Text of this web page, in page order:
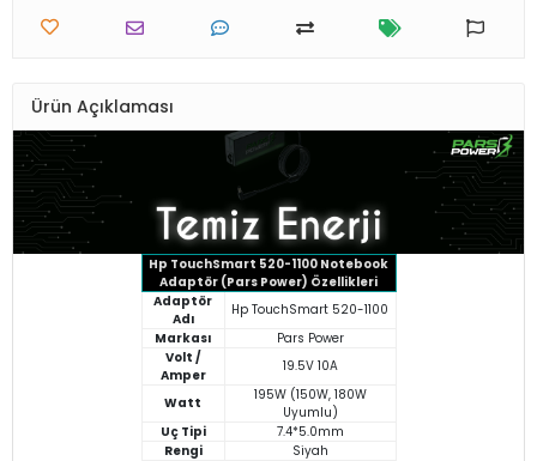
Ürün Açıklaması
Hp TouchSmart 520-1100 Notebook
Adaptör (Pars Power) Özellikleri
Adaptör
Adı
Hp TouchSmart 520-1100
Markası
Pars Power
Volt /
Amper
19.5V 10A
Watt
195W (150W, 180W
Uyumlu)
Uç Tipi
7.4*5.0mm
Rengi
Siyah